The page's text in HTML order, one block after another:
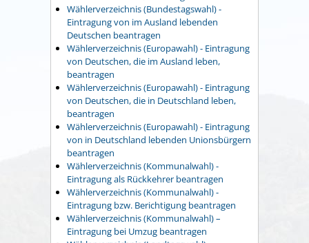
Wählerverzeichnis (Bundestagswahl) -
Eintragung von im Ausland lebenden
Deutschen beantragen
Wählerverzeichnis (Europawahl) - Eintragung
von Deutschen, die im Ausland leben,
beantragen
Wählerverzeichnis (Europawahl) - Eintragung
von Deutschen, die in Deutschland leben,
beantragen
Wählerverzeichnis (Europawahl) - Eintragung
von in Deutschland lebenden Unionsbürgern
beantragen
Wählerverzeichnis (Kommunalwahl) -
Eintragung als Rückkehrer beantragen
Wählerverzeichnis (Kommunalwahl) -
Eintragung bzw. Berichtigung beantragen
Wählerverzeichnis (Kommunalwahl) –
Eintragung bei Umzug beantragen